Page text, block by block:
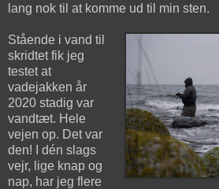
lang nok til at komme ud til min sten.
Stående i vand til
skridtet fik jeg
testet at
vadejakken år
2020 stadig var
vandtæt. Hele
vejen op. Det var
den! I dén slags
vejr, lige knap og
nap, har jeg flere